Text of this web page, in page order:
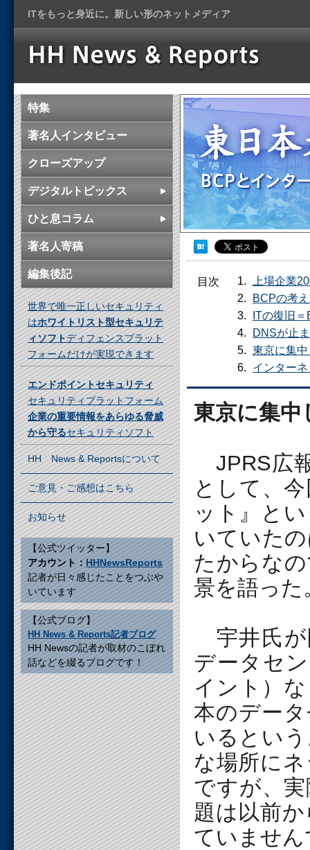
ITをもっと身近に。新しい形のネットメディア
特集
著名人インタビュー
クローズアップ
デジタルトピックス
ひと息コラム
著名人寄稿
編集後記
世界で唯一正しいセキュリティ
はホワイトリスト型セキュリテ
ィソフトディフェンスプラット
フォームだけが実現できます
エンドポイントセキュリティ
セキュリティプラットフォーム
企業の重要情報をあらゆる脅威
から守るセキュリティソフト
HH News & Reportsについて
ご意見・ご感想はこちら
お知らせ
【公式ツイッター】
アカウント： HHNewsReports
記者が日々感じたことをつぶや
いています
【公式ブログ】
HH News & Reports記者ブログ
HH Newsの記者が取材のこぼれ
話などを綴るブログです！
目次
上場企業
BCPの考
ITの復旧
DNSが止
東京に集
インター
東京に集
JPRS広
として、
ット』と
いていた
たからな
景を語った
宇井氏が
データセ
イント）
本のデー
いるとい
な場所に
ですが、
題は以前
ていませ